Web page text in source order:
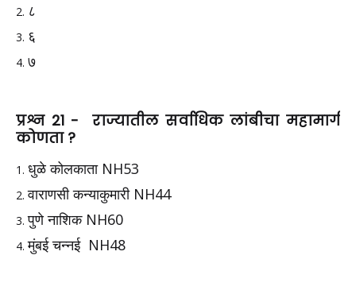
८
६
७
प्रश्न 21 - राज्यातील सर्वाधिक लांबीचा महामार्ग
कोणता ?
धुळे कोलकाता NH53
वाराणसी कन्याकुमारी NH44
पुणे नाशिक NH60
मुंबई चन्नई NH48